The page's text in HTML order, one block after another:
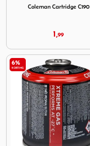
Coleman Cartridge C190
1,99
6%
KORTING